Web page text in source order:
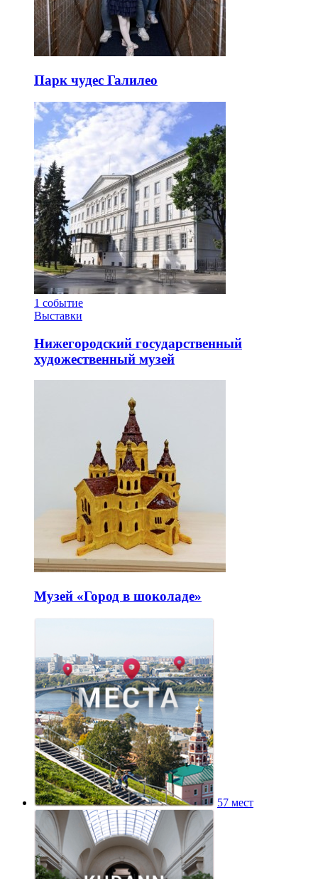
Парк чудес Галилео
1 событие
Выставки
Нижегородский государственный
художественный музей
Музей «Город в шоколаде»
57 мест